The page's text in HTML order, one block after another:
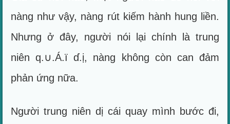
nàng như vậy, nàng rút kiếm hành hung liền.
Nhưng ở đây, người nói lại chính là trung
niên q.∪.Á.ï ɗ.ị, nàng không còn can đảm
phản ứng nữa.
Người trung niên dị cái quay mình bước đi,